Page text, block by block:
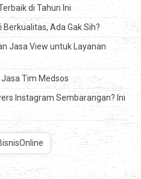
di Tahun Ini
Ada Gak Sih?
Jasa View untuk Layanan
Tim Medsos
Instagram Sembarangan? Ini